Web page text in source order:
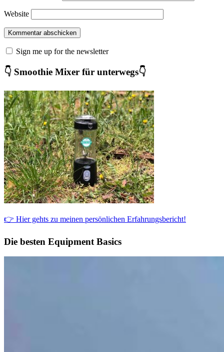
Website
Sign me up for the newsletter
👇 Smoothie Mixer für unterwegs👇
👉 Hier gehts zu meinen persönlichen Erfahrungsbericht!
Die besten Equipment Basics